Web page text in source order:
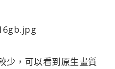
少，可以看到原生畫質